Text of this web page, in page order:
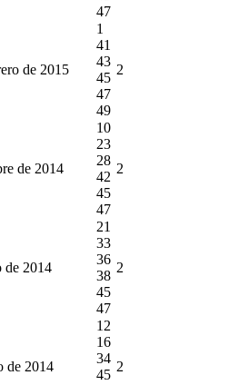
47
de 2015
1
41
43
45
47
49
2
de 2014
10
23
28
42
45
47
2
de 2014
21
33
36
38
45
47
2
de 2014
12
16
34
45
2